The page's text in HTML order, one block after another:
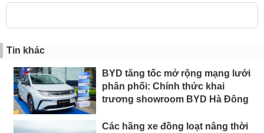
Tin khác
BYD tăng tốc mở rộng mạng lưới
phân phối: Chính thức khai
trương showroom BYD Hà Đông
Các hãng xe đồng loạt nâng thời